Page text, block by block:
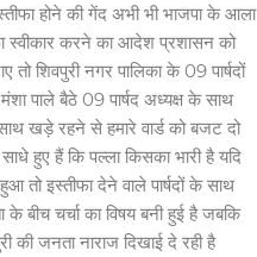
होने की गेंद अभी भी भाजपा के आला
स्वीकार करने का आदेश प्रशासन को
शिवपुरी नगर पालिका के 09 पार्षदों
पाले बैठे 09 पार्षद अध्यक्ष के साथ
खड़े रहने से हमारे वार्ड को बजट दो
हुए हैं कि पल्ला किसका भारी है यदि
तो इस्तीफा देने वाले पार्षदों के साथ
बीच चर्चा का विषय बनी हुई है जबकि
की जनता नाराज दिखाई दे रही है